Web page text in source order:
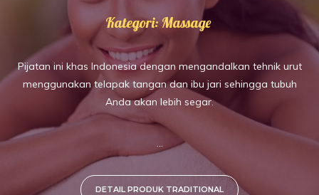
Kategori: Massage
Pijatan ini khas Indonesia dengan mengandalkan tehnik urut
menggunakan telapak tangan dan ibu jari sehingga tubuh
Anda akan lebih segar.
...
DETAIL PRODUK TRADITIONAL